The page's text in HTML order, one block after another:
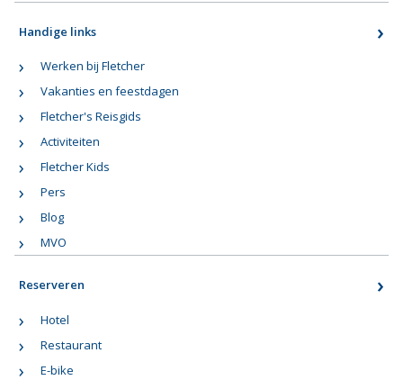
Handige links
Werken bij Fletcher
Vakanties en feestdagen
Fletcher's Reisgids
Activiteiten
Fletcher Kids
Pers
Blog
MVO
Reserveren
Hotel
Restaurant
E-bike